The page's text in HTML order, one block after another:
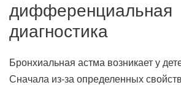
дифференциальная
диагностика
Бронхиальная астма возникает у
Сначала из-за определенных